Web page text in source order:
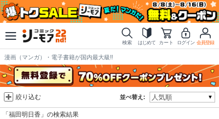
検索 はじめて カート ログイン 会員登録
漫画（マンガ）・電子書籍が国内最大級!!
並べ替え:
絞り込む
「福田明日香」の検索結果